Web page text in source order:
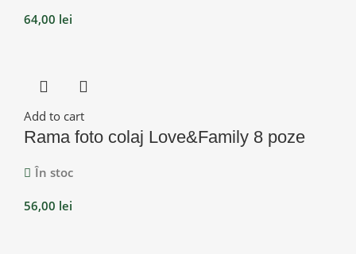
64,00 lei
Add to cart
Rama foto colaj Love&Family 8 poze
În stoc
56,00 lei